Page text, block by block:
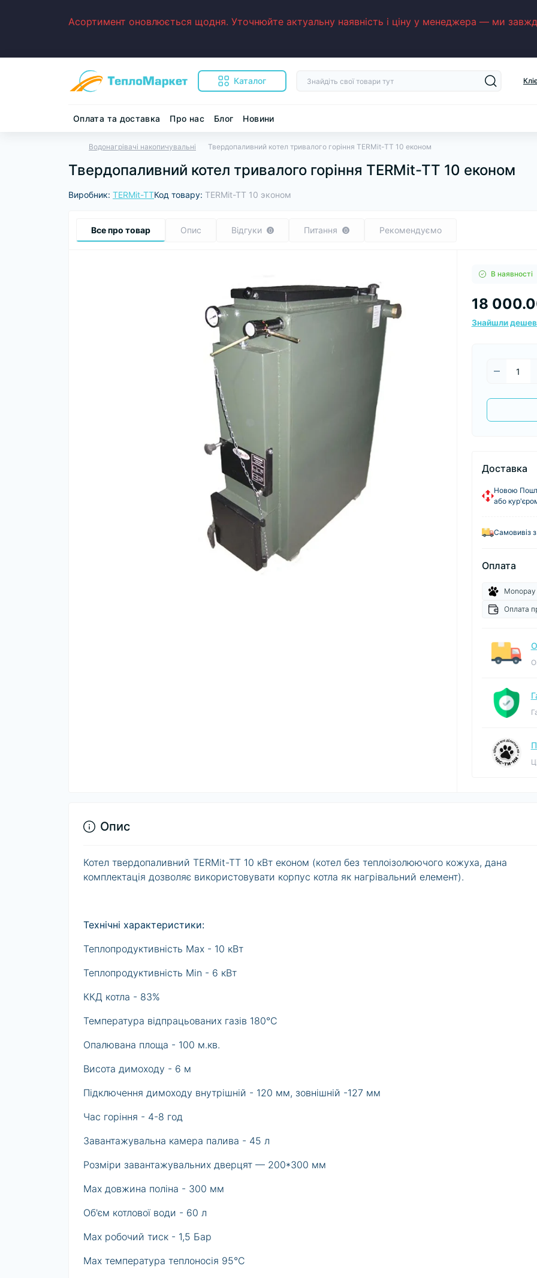
Асортимент оновлюється щодня. Уточнюйте актуальну наявність і ціну у менеджера — ми
Каталог
Оплата та доставка Про нас Блог Новини
Водонагрівачі накопичувальні Твердопаливний котел тривалого горіння TERMit-TT 10 економ
Твердопаливний котел тривалого горіння TERMit-TT 10 економ
Виробник: TERMit-TTКод товару: TERMit-TT 10 эконом
Все про товар Опис Відгуки 0 Питання 0 Рекомендуємо
В наявності
18
Знайшли
Доставка
Новою
або
Самовивіз
Оплата
Monopay
Оплата
Опис
Котел твердопаливний TERMit-TT 10 кВт економ (котел без теплоізолюючого кожуха, дана
комплектація дозволяє використовувати корпус котла як нагрівальний елемент).
Технічні характеристики:
Теплопродуктивність Max - 10 кВт
Теплопродуктивність Min - 6 кВт
ККД котла - 83%
Температура відпрацьованих газів 180°C
Опалювана площа - 100 м.кв.
Висота димоходу - 6 м
Підключення димоходу внутрішній - 120 мм, зовнішній -127 мм
Час горіння - 4-8 год
Завантажувальна камера палива - 45 л
Розміри завантажувальних дверцят — 200*300 мм
Max довжина поліна - 300 мм
Об'єм котлової води - 60 л
Max робочий тиск - 1,5 Бар
Max температура теплоносія 95°C